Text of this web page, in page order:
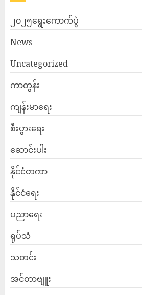
၂၀၂၅ရွေးကောက်ပွဲ
News
Uncategorized
ကာတွန်း
ကျန်းမာရေး
စီးပွားရေး
ဆောင်းပါး
နိုင်ငံတကာ
နိုင်ငံရေး
ပညာရေး
ရုပ်သံ
သတင်း
အင်တာဗျူး